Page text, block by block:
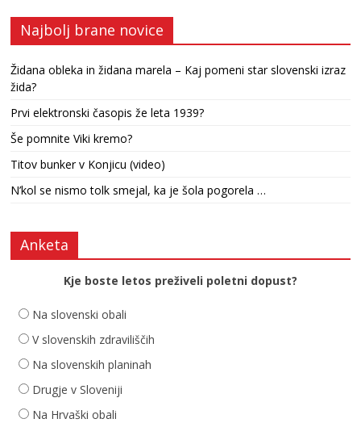
Najbolj brane novice
Židana obleka in židana marela – Kaj pomeni star slovenski izraz
žida?
Prvi elektronski časopis že leta 1939?
Še pomnite Viki kremo?
Titov bunker v Konjicu (video)
N’kol se nismo tolk smejal, ka je šola pogorela …
Anketa
Kje boste letos preživeli poletni dopust?
Na slovenski obali
V slovenskih zdraviliščih
Na slovenskih planinah
Drugje v Sloveniji
Na Hrvaški obali